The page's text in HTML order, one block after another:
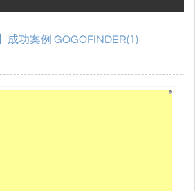
低企業行銷宣傳成本，還能提高產品服務
成功案例 GOGOFINDER(1)